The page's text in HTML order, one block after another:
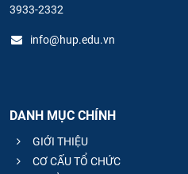
3933-2332
info@hup.edu.vn
DANH MỤC CHÍNH
GIỚI THIỆU
CƠ CẤU TỔ CHỨC